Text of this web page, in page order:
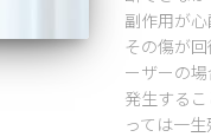
副作用が
その傷が
ーザーの
発生する
っては一